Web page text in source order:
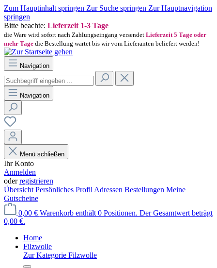
Zum Hauptinhalt springen Zur Suche springen Zur Hauptnavigation
springen
Bitte beachte: Lieferzeit 1-3 Tage
die Ware wird sofort nach Zahlungseingang versendet Lieferzeit 5 Tage oder
mehr Tage die Bestellung wartet bis wir vom Lieferanten beliefert werden!
Navigation
Navigation
Menü schließen
Ihr Konto
Anmelden
oderregistrieren
Übersicht Persönliches Profil Adressen Bestellungen Meine
Gutscheine
0,00 € Warenkorb enthält 0 Positionen. Der Gesamtwert beträgt
0,00 €.
Home
Filzwolle
Zur Kategorie Filzwolle